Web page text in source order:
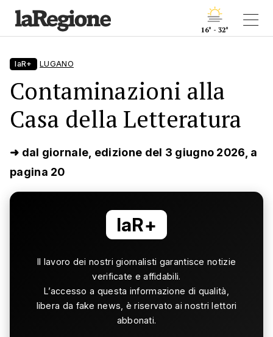
16° - 32°
laR+ LUGANO
Contaminazioni alla
Casa della Letteratura
➜ dal giornale, edizione del 3 giugno 2026, a
pagina 20
laR+
Il lavoro dei nostri giornalisti garantisce notizie
verificate e affidabili.
L’accesso a questa informazione di qualità,
libera da fake news, è riservato ai nostri lettori
abbonati.